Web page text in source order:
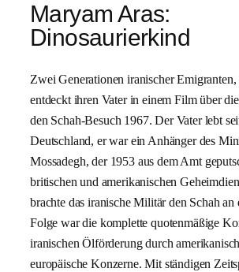
Maryam Aras:
Dinosaurierkind
Zwei Generationen iranischer
entdeckt ihren Vater in einem Film über
den Schah-Besuch 1967. Der Vater lebt
Deutschland, er war ein Anhänger des
Mossadegh, der 1953 aus dem Amt
britischen und amerikanischen
brachte das iranische Militär den Schah
Folge war die komplette quotenmäßige
iranischen Ölförderung durch
europäische Konzerne. Mit ständigen